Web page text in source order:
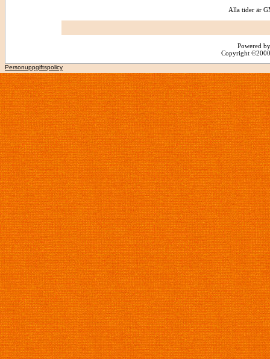
Alla tider är
Powered
Copyright
Personuppgiftspolicy